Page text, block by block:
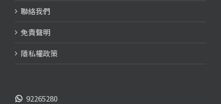
聯絡我們
免責聲明
隱私權政策
92265280